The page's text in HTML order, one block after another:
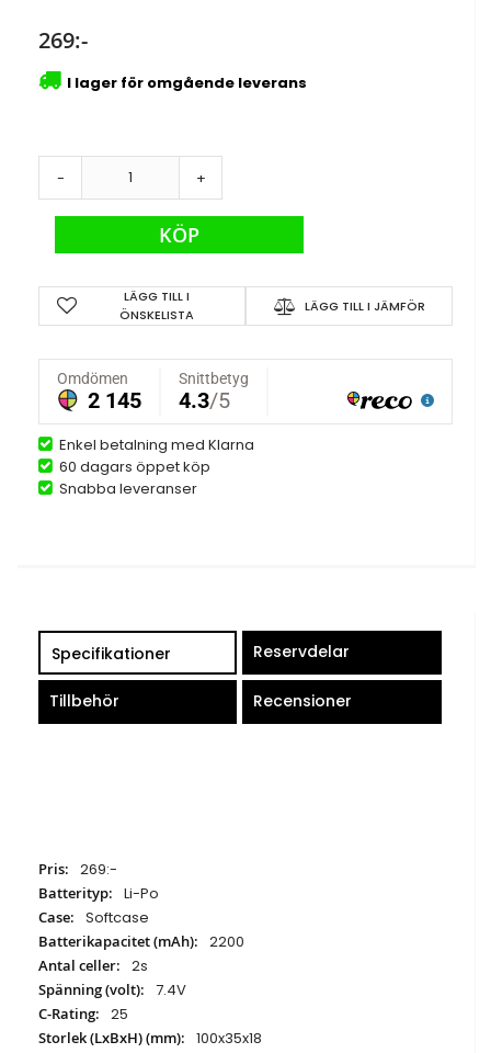
269:-
I lager för omgående leverans
- +
KÖP
LÄGG TILL I
ÖNSKELISTA
LÄGG TILL I JÄMFÖR
Enkel betalning med Klarna
60 dagars öppet köp
Snabba leveranser
Specifikationer
Specifikationer
269:-
Li-Po
Softcase
2200
2s
7.4V
25
100x35x18
Reservdelar
Tillbehör Recensioner